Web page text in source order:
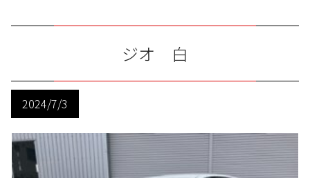
ジオ 白
2024/7/3